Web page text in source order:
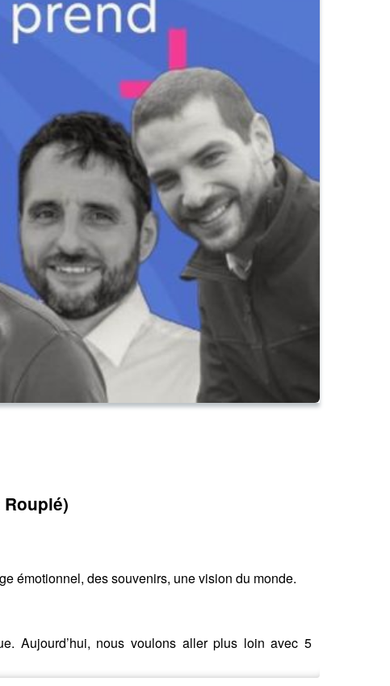
émotionnel, des souvenirs, une vision du monde.
Aujourd’hui, nous voulons aller plus loin avec 5